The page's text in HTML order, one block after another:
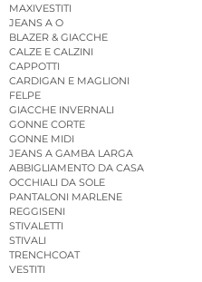
MAXIVESTITI
JEANS A O
BLAZER & GIACCHE
CALZE E CALZINI
CAPPOTTI
CARDIGAN E MAGLIONI
FELPE
GIACCHE INVERNALI
GONNE CORTE
GONNE MIDI
JEANS A GAMBA LARGA
ABBIGLIAMENTO DA CASA
OCCHIALI DA SOLE
PANTALONI MARLENE
REGGISENI
STIVALETTI
STIVALI
TRENCHCOAT
VESTITI